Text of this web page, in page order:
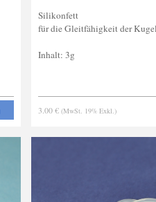
Silikonfett
für die Gleitfähigkeit der
Inhalt: 3g
3.00 € (MwSt. 19% Exkl.)